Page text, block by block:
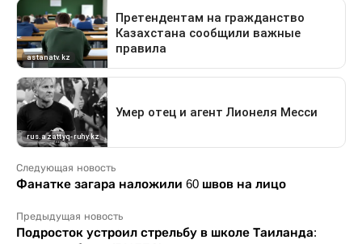
Следующая новость
Фанатке загара наложили 60 швов на лицо
Предыдущая новость
Подросток устроил стрельбу в школе Таиланда: